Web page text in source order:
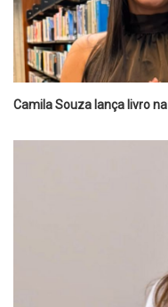
Camila Souza lança livro